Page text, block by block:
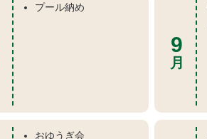
プール納め
9
月
おゆうぎ会